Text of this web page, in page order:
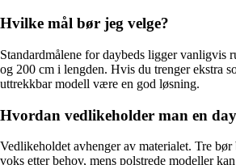
Hvilke mål bør jeg velge?
Standardmålene for daybeds ligger vanligvis
og 200 cm i lengden. Hvis du trenger ekstra
uttrekkbar modell være en god løsning.
Hvordan vedlikeholder man en
Vedlikeholdet avhenger av materialet. Tre
voks etter behov, mens polstrede modeller